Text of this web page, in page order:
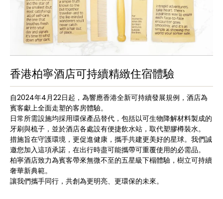
香港柏寧酒店可持續精緻住宿體驗
自2024年4月22日起，為響應香港全新可持續發展規例，酒店為
賓客獻上全面走塑的客房體驗。
日常所需設施均採用環保產品替代，包括以可生物降解材料製成的
牙刷與梳子，並於酒店各處設有便捷飲水站，取代塑膠樽裝水。
措施旨在守護環境，更促進健康，攜手共建更美好的星球。我們誠
邀您加入這項承諾，在出行時盡可能攜帶可重覆使用的必需品。
柏寧酒店致力為賓客帶來無微不至的五星級下榻體驗，樹立可持續
奢華新典範。
讓我們攜手同行，共創為更明亮、更環保的未來。